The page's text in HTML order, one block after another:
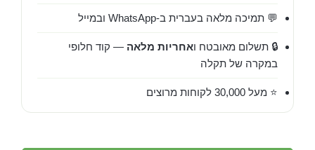
💬 תמיכה מלאה בעברית ב-WhatsApp ובמייל
🔒 תשלום מאובטח ואחריות מלאה — קוד חלופי
במקרה של תקלה
⭐ מעל 30,000 לקוחות מרוצים